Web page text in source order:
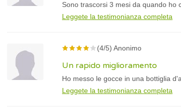
Sono trascorsi 3 mesi da quando ho
Leggete la testimonianza completa
(4/5) Anonimo
Un rapido miglioramento
Ho messo le gocce in una bottiglia
Leggete la testimonianza completa